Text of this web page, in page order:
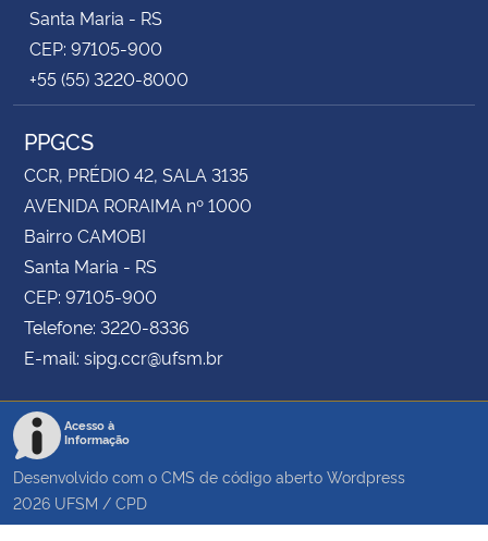
Santa Maria - RS
CEP: 97105-900
+55 (55) 3220-8000
PPGCS
CCR, PRÉDIO 42, SALA 3135
AVENIDA RORAIMA nº 1000
Bairro CAMOBI
Santa Maria - RS
CEP: 97105-900
Telefone: 3220-8336
E-mail: sipg.ccr@ufsm.br
Acesso à
Informação
Desenvolvido com o CMS de código aberto Wordpress
2026 UFSM / CPD